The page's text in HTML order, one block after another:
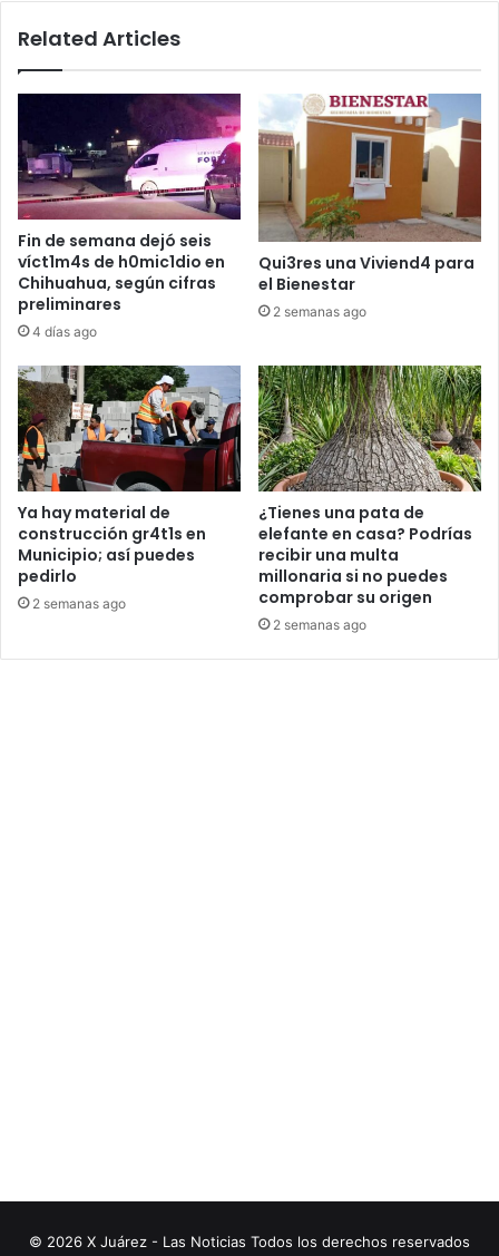
sol
Related Articles
Fin de semana dejó seis
víct1m4s de h0mic1dio en
Chihuahua, según cifras
preliminares
4 días ago
Qui3res una Viviend4 para
el Bienestar
2 semanas ago
Ya hay material de
construcción gr4t1s en
Municipio; así puedes
pedirlo
2 semanas ago
¿Tienes una pata de
elefante en casa? Podrías
recibir una multa
millonaria si no puedes
comprobar su origen
2 semanas ago
© 2026 X Juárez - Las Noticias Todos los derechos reservados